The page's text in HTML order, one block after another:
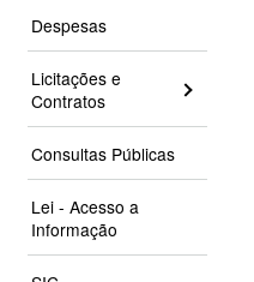
Despesas
Licitações e
Contratos
Consultas Públicas
Lei - Acesso a
Informação